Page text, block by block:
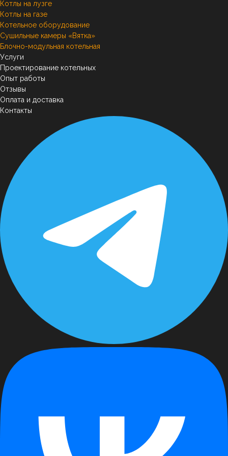
Котлы на лузге
Котлы на газе
Котельное оборудование
Сушильные камеры «Вятка»
Блочно-модульная котельная
Услуги
Проектирование котельных
Опыт работы
Отзывы
Оплата и доставка
Контакты